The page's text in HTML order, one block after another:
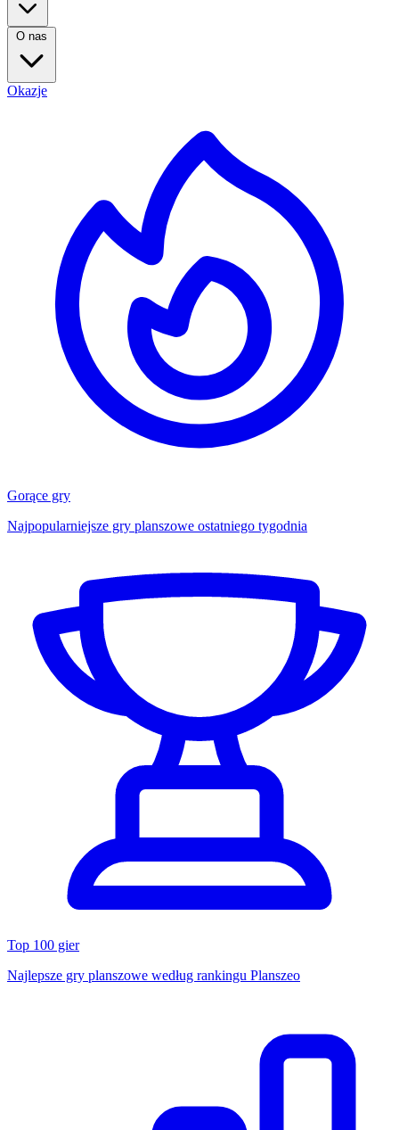
O nas
Okazje
Gorące gry
Najpopularniejsze gry planszowe ostatniego tygodnia
Top 100 gier
Najlepsze gry planszowe według rankingu Planszeo